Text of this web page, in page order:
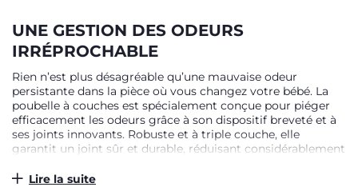
UNE GESTION DES ODEURS
IRRÉPROCHABLE
Rien n’est plus désagréable qu’une mauvaise odeur
persistante dans la pièce où vous changez votre bébé. La
poubelle à couches est spécialement conçue pour piéger
efficacement les odeurs grâce à son dispositif breveté et à
ses joints innovants. Robuste et à triple couche, elle
garantit un joint sûr et durable, réduisant considérablement
nos sacs spécialement adaptés ou des sacs ordinaires,
Lire la suite